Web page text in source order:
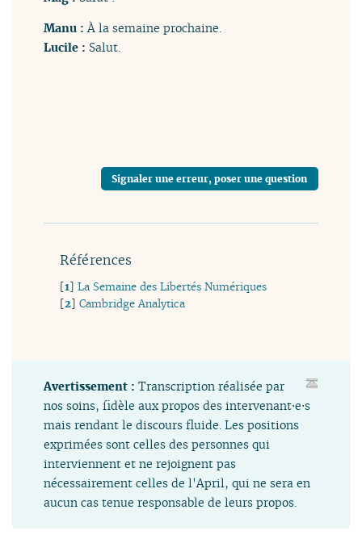
Manu :À la semaine prochaine.
Lucile : Salut.
Signaler une erreur, poser une question
Références
[1]La Semaine des Libertés Numériques
[2]Cambridge Analytica
Avertissement :Transcription réalisée par
nos soins, fidèle aux propos des intervenant⋅e⋅s
mais rendant le discours fluide. Les positions
exprimées sont celles des personnes qui
interviennent et ne rejoignent pas
nécessairement celles de l'April, qui ne sera en
aucun cas tenue responsable de leurs propos.